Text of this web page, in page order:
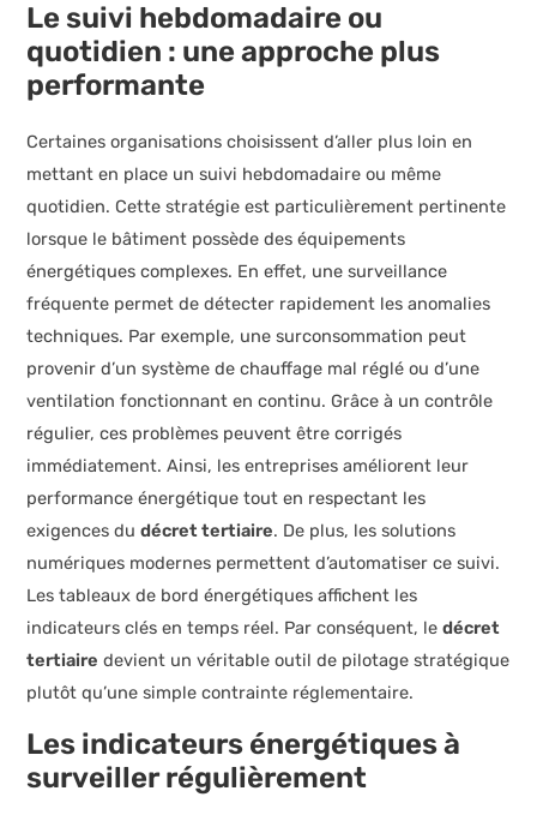
Le suivi hebdomadaire ou
quotidien : une approche plus
performante
Certaines organisations choisissent d’aller plus loin en
mettant en place un suivi hebdomadaire ou même
quotidien. Cette stratégie est particulièrement pertinente
lorsque le bâtiment possède des équipements
énergétiques complexes. En effet, une surveillance
fréquente permet de détecter rapidement les anomalies
techniques. Par exemple, une surconsommation peut
provenir d’un système de chauffage mal réglé ou d’une
ventilation fonctionnant en continu. Grâce à un contrôle
régulier, ces problèmes peuvent être corrigés
immédiatement. Ainsi, les entreprises améliorent leur
performance énergétique tout en respectant les
exigences dudécret tertiaire. De plus, les solutions
numériques modernes permettent d’automatiser ce suivi.
Les tableaux de bord énergétiques affichent les
indicateurs clés en temps réel. Par conséquent, ledécret
tertiaire devient un véritable outil de pilotage stratégique
plutôt qu’une simple contrainte réglementaire.
Les indicateurs énergétiques à
surveiller régulièrement